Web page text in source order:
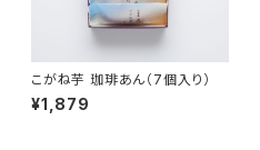
こがね芋 珈琲あん（7個入り）
¥1,879